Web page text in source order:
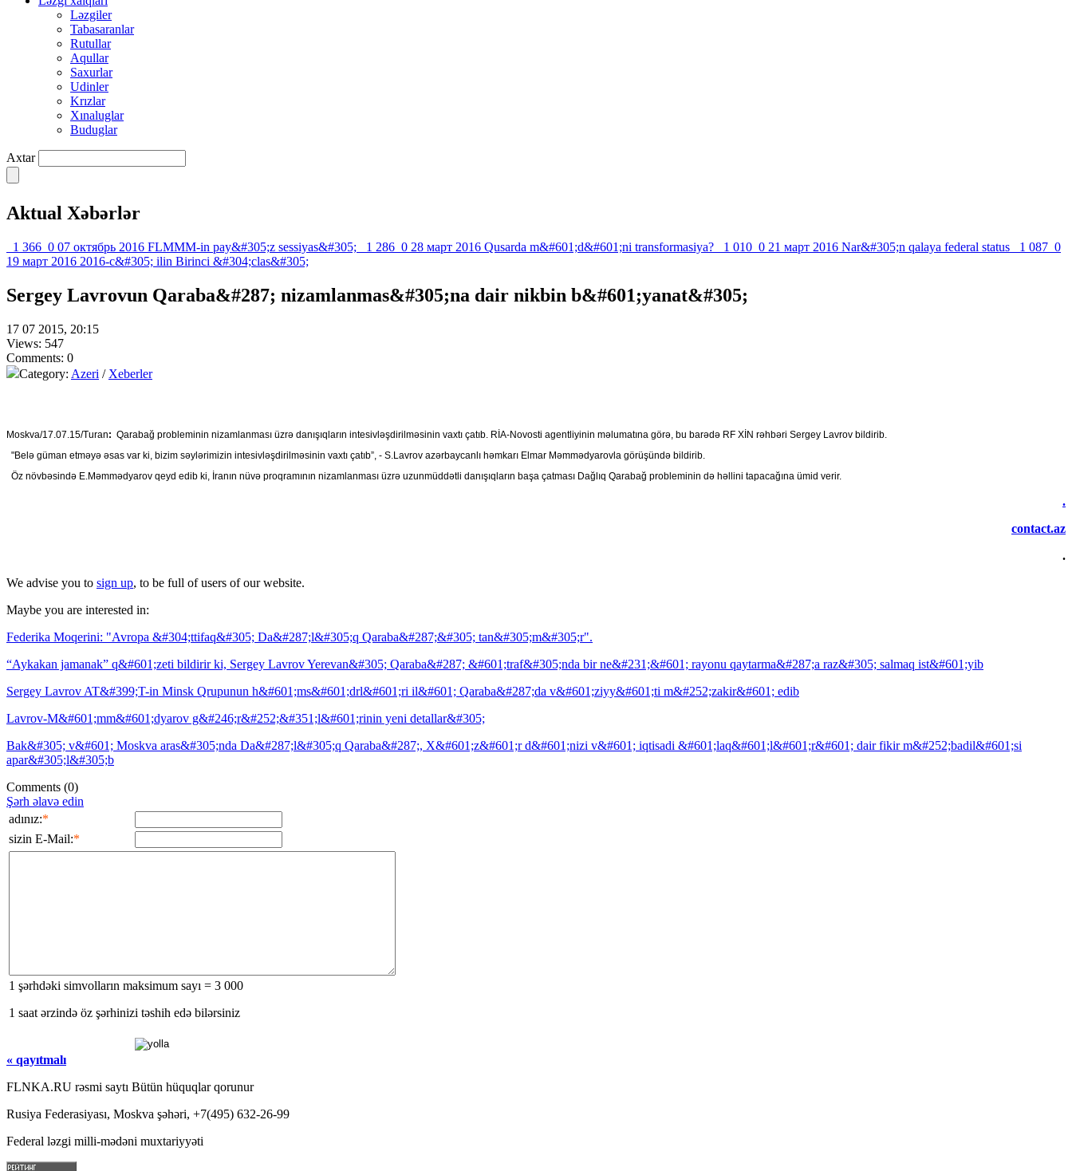
Ləzgiler
Tabasaranlar
Rutullar
Aqullar
Saxurlar
Udinler
Krızlar
Xınaluglar
Buduglar
Axtar
Aktual Xəbərlər
1 366 0 07 октябрь 2016 FLMMM-in pay&#305;z sessiyas&#305; 1 286 0 28 март 2016 Qusarda m&#601;d&#601;ni transformasiya? 1 010 0 21 март 2016 Nar&#305;n qalaya federal status 1 087 0
19 март 2016 2016-c&#305; ilin Birinci &#304;clas&#305;
Sergey Lavrovun Qaraba&#287; nizamlanmas&#305;na dair nikbin b&#601;yanat&#305;
17 07 2015, 20:15
Views: 547
Comments: 0
Category: Azeri / Xeberler
Moskva/17.07.15/Turan: Qarabağ probleminin nizamlanması üzrə danışıqların intesivləşdirilməsinin vaxtı çatıb. RİA-Novosti agentliyinin məlumatına görə, bu barədə RF XİN rəhbəri Sergey Lavrov bildirib.
"Belə güman etməyə əsas var ki, bizim səylərimizin intesivləşdirilməsinin vaxtı çatıb”, - S.Lavrov azərbaycanlı həmkarı Elmar Məmmədyarovla görüşündə bildirib.
Öz növbəsində E.Məmmədyarov qeyd edib ki, İranın nüvə proqramının nizamlanması üzrə uzunmüddətli danışıqların başa çatması Dağlıq Qarabağ probleminin də həllini tapacağına ümid verir.
.
contact.az
.
We advise you to sign up, to be full of users of our website.
Maybe you are interested in:
Federika Moqerini: "Avropa &#304;ttifaq&#305; Da&#287;l&#305;q Qaraba&#287;&#305; tan&#305;m&#305;r".
“Aykakan jamanak” q&#601;zeti bildirir ki, Sergey Lavrov Yerevan&#305; Qaraba&#287; &#601;traf&#305;nda bir ne&#231;&#601; rayonu qaytarma&#287;a raz&#305; salmaq ist&#601;yib
Sergey Lavrov AT&#399;T-in Minsk Qrupunun h&#601;ms&#601;drl&#601;ri il&#601; Qaraba&#287;da v&#601;ziyy&#601;ti m&#252;zakir&#601; edib
Lavrov-M&#601;mm&#601;dyarov g&#246;r&#252;&#351;l&#601;rinin yeni detallar&#305;
Bak&#305; v&#601; Moskva aras&#305;nda Da&#287;l&#305;q Qaraba&#287;, X&#601;z&#601;r d&#601;nizi v&#601; iqtisadi &#601;laq&#601;l&#601;r&#601; dair fikir m&#252;badil&#601;si
apar&#305;l&#305;b
Comments (0)
Şərh əlavə edin
adınız:*
sizin E-Mail:*
1 şərhdəki simvolların maksimum sayı = 3 000
1 saat ərzində öz şərhinizi təshih edə bilərsiniz
« qayıtmalı
FLNKA.RU rəsmi saytı Bütün hüquqlar qorunur
Rusiya Federasiyası, Moskva şəhəri, +7(495) 632-26-99
Federal ləzgi milli-mədəni muxtariyyəti